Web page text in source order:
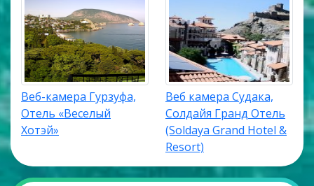
Веб-камера Гурзуфа,
Отель «Веселый
Хотэй»
Веб камера Судака,
Солдайя Гранд Отель
(Soldaya Grand Hotel &
Resort)